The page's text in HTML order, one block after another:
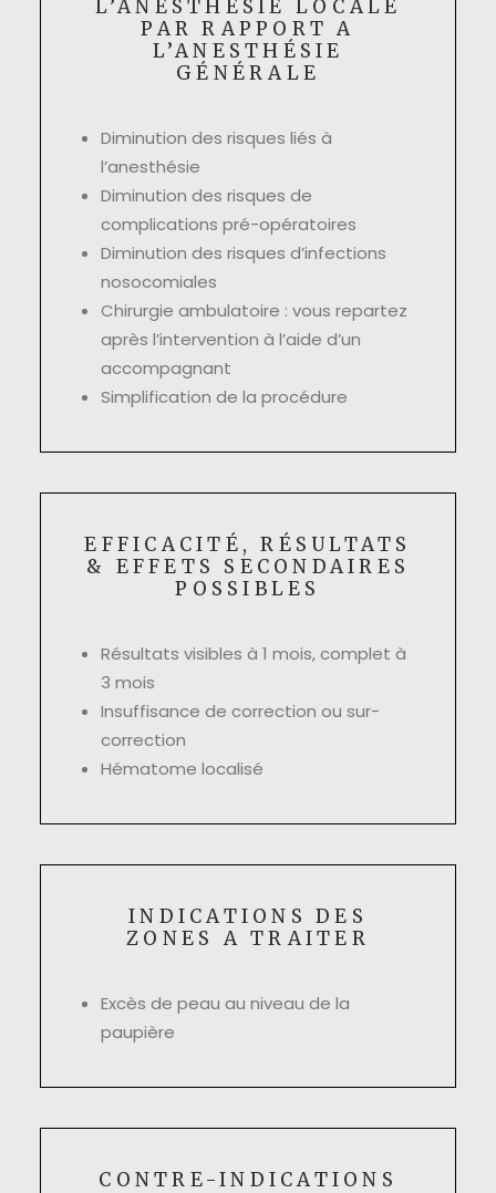
L’ANESTHÉSIE LOCALE
PAR RAPPORT A
L’ANESTHÉSIE
GÉNÉRALE
Diminution des risques liés à
l’anesthésie
Diminution des risques de
complications pré-opératoires
Diminution des risques d’infections
nosocomiales
Chirurgie ambulatoire : vous repartez
après l’intervention à l’aide d’un
accompagnant
Simplification de la procédure
EFFICACITÉ, RÉSULTATS
& EFFETS SECONDAIRES
POSSIBLES
Résultats visibles à 1 mois, complet à
3 mois
Insuffisance de correction ou sur-
correction
Hématome localisé
INDICATIONS DES
ZONES A TRAITER
Excès de peau au niveau de la
paupière
CONTRE-INDICATIONS